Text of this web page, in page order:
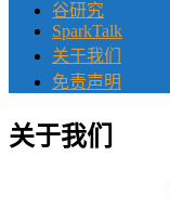
谷研究
SparkTalk
关于我们
免责声明
关于我们